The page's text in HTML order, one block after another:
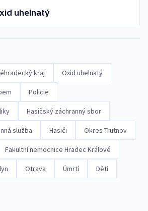
uhelnatý
kraj Oxid uhelnatý
Policie
Hasičský záchranný sbor
služba Hasiči Okres Trutnov
Fakultní nemocnice Hradec Králové
Otrava Úmrtí Děti